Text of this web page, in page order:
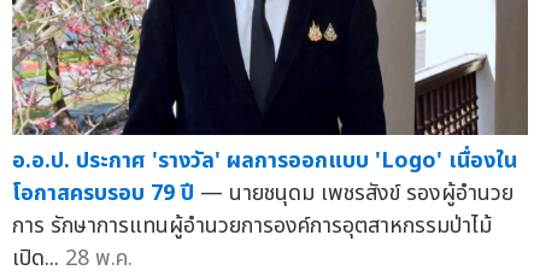
อ.อ.ป. ประกาศ 'รางวัล' ผลการออกแบบ 'Logo' เนื่องใน
โอกาสครบรอบ 79 ปี — นายชนุดม เพชรสังข์ รองผู้อำนวย
การ รักษาการแทนผู้อำนวยการองค์การอุตสาหกรรมป่าไม้
เปิด... 28 พ.ค.